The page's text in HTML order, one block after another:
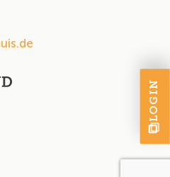
LOGIN